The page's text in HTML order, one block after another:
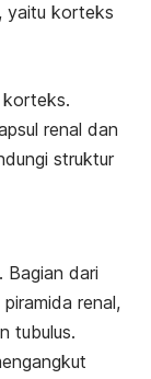
yaitu korteks
korteks.
renal dan
struktur
Bagian dari
renal,
tubulus.